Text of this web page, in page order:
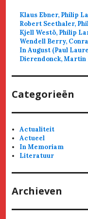
Klaus Ebner, Philip
Robert Seethaler,
Kjell Westö, Philip
Wendell Berry,
In August (Paul
Dierendonck, Martin
Categorieën
Actualiteit
Actueel
In Memoriam
Literatuur
Archieven